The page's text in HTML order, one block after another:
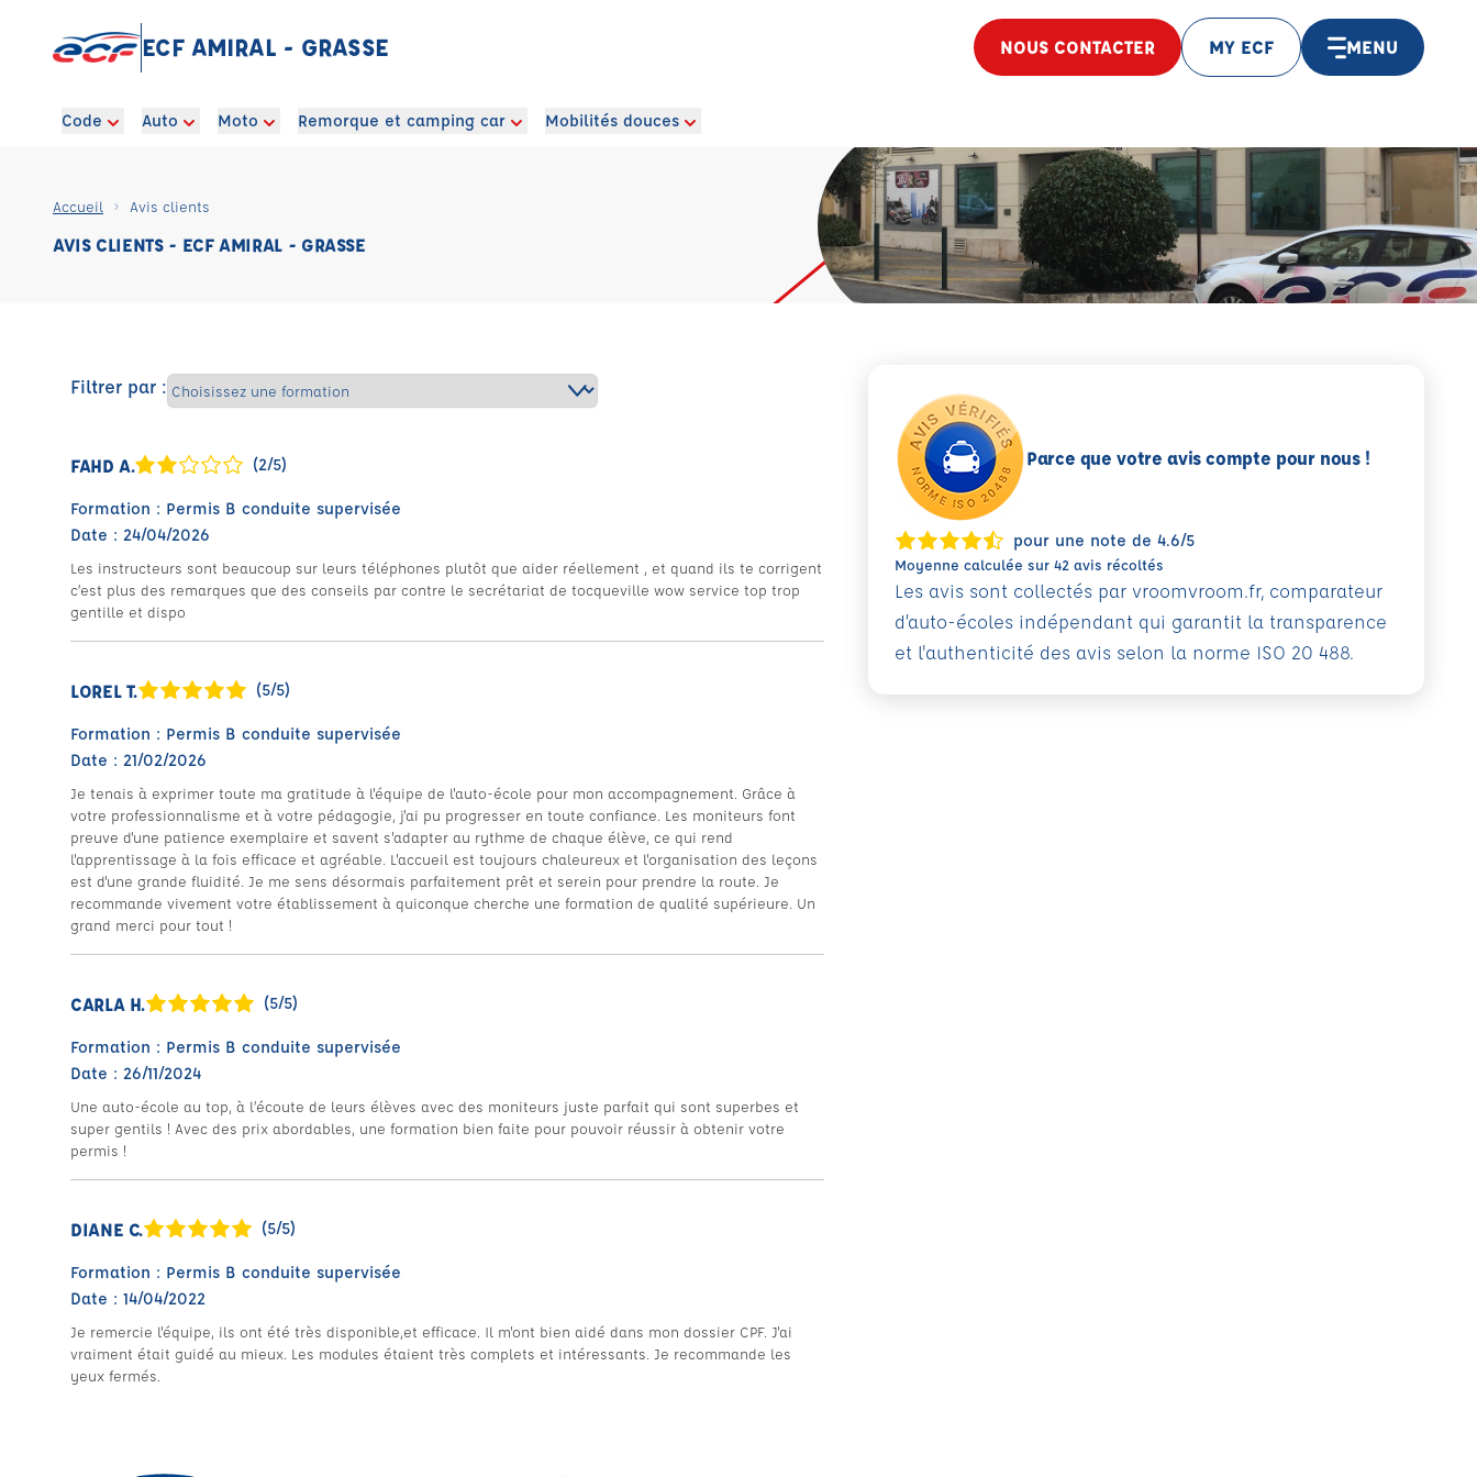
ECF AMIRAL - GRASSE NOUS CONTACTER MY ECF MENU
Code Auto Moto Remorque et camping car Mobilités douces
Accueil Avis clients
AVIS CLIENTS - ECF AMIRAL - GRASSE
Filtrer par :
FAHD A. (2/5)
Formation : Permis B conduite supervisée
Date : 24/04/2026
Les instructeurs sont beaucoup sur leurs téléphones plutôt que aider réellement , et quand ils te corrigent
c’est plus des remarques que des conseils par contre le secrétariat de tocqueville wow service top trop
gentille et dispo
LOREL T. (5/5)
Formation : Permis B conduite supervisée
Date : 21/02/2026
Je tenais à exprimer toute ma gratitude à l'équipe de l'auto-école pour mon accompagnement. Grâce à
votre professionnalisme et à votre pédagogie, j'ai pu progresser en toute confiance. Les moniteurs font
preuve d'une patience exemplaire et savent s'adapter au rythme de chaque élève, ce qui rend
l'apprentissage à la fois efficace et agréable. L'accueil est toujours chaleureux et l'organisation des leçons
est d'une grande fluidité. Je me sens désormais parfaitement prêt et serein pour prendre la route. Je
recommande vivement votre établissement à quiconque cherche une formation de qualité supérieure. Un
grand merci pour tout !
CARLA H. (5/5)
Formation : Permis B conduite supervisée
Date : 26/11/2024
Une auto-école au top, à l’écoute de leurs élèves avec des moniteurs juste parfait qui sont superbes et
super gentils ! Avec des prix abordables, une formation bien faite pour pouvoir réussir à obtenir votre
permis !
DIANE C. (5/5)
Formation : Permis B conduite supervisée
Date : 14/04/2022
Je remercie l'équipe, ils ont été très disponible,et efficace. Il m'ont bien aidé dans mon dossier CPF. J'ai
vraiment était guidé au mieux. Les modules étaient très complets et intéressants. Je recommande les
yeux fermés.
Parce que votre avis compte pour nous !
pour une note de 4.6/5
Moyenne calculée sur 42 avis récoltés
Les avis sont collectés par vroomvroom.fr, comparateur
d’auto-écoles indépendant qui garantit la transparence
et l'authenticité des avis selon la norme ISO 20 488.